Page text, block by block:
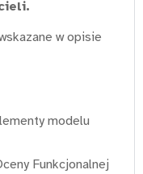
w opisie
modelu
Funkcjonalnej